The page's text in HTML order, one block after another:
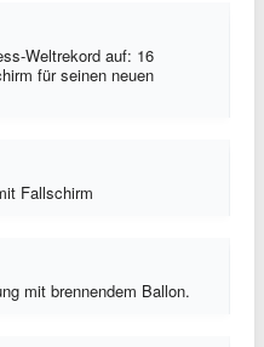
Weltrekord auf: 16
für seinen neuen
Fallschirm
mit brennendem Ballon.